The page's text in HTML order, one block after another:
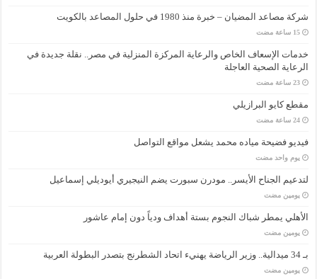
شركة مصاعد المضيان – خبرة منذ 1980 في حلول المصاعد بالكويت
‏15 ساعة مضت
خدمات الإسعاف الخاص والرعاية المركزة المنزلية في مصر.. نقلة جديدة في
الرعاية الصحية العاجلة
‏23 ساعة مضت
مقطع كايو البرازيلي
‏24 ساعة مضت
فيديو فضيحة مياده محمد يشعل مواقع التواصل
‏يوم واحد مضت
لتدعيم الجناح الأيسر.. مودرن سبورت يضم النيجيري أيوديلي إسماعيل
‏يومين مضت
الأهلي يمطر شباك النجوم بستة أهداف ودياً دون إمام عاشور
‏يومين مضت
بـ 34 ميدالية.. وزير الرياضة يهنيء اتحاد الشطرنج بتصدر البطولة العربية
‏يومين مضت